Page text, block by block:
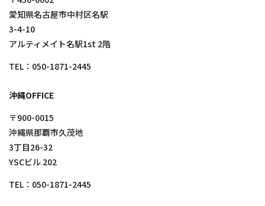
愛知県名古屋市中村区名駅
3-4-10
アルティメイト名駅1st 2階
TEL： 050-1871-2445
沖縄OFFICE
〒900-0015
沖縄県那覇市久茂地
3丁目26-32
YSCビル 202
TEL： 050-1871-2445